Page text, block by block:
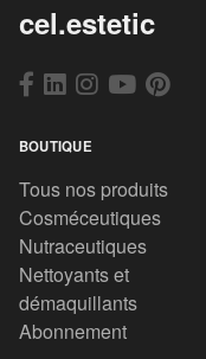
cel.estetic
BOUTIQUE
Tous nos produits
Cosméceutiques
Nutraceutiques
Nettoyants et
démaquillants
Abonnement